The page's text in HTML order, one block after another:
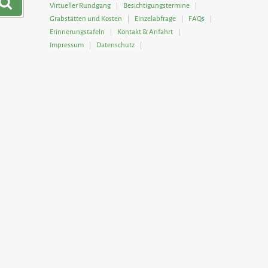
Virtueller Rundgang
Besichtigungstermine
Grabstätten und Kosten
Einzelabfrage
FAQs
Erinnerungstafeln
Kontakt & Anfahrt
Impressum
Datenschutz